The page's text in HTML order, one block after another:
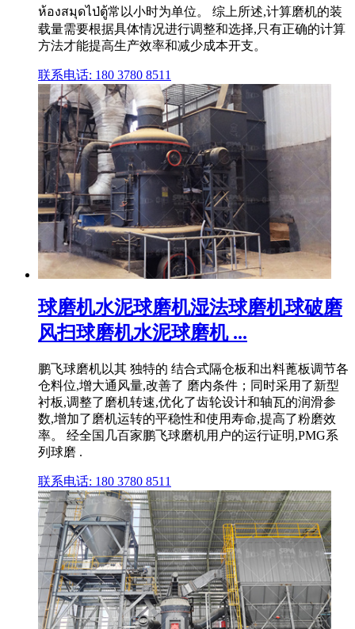
ห้องสมุดไป่ตู้常以小时为单位。 综上所述,计算磨机的装
载量需要根据具体情况进行调整和选择,只有正确的计算
方法才能提高生产效率和减少成本开支。
联系电话: 180 3780 8511
球磨机水泥球磨机湿法球磨机球破磨
风扫球磨机水泥球磨机 ...
鹏飞球磨机以其 独特的 结合式隔仓板和出料蓖板调节各
仓料位,增大通风量,改善了 磨内条件；同时采用了新型
衬板,调整了磨机转速,优化了齿轮设计和轴瓦的润滑参
数,增加了磨机运转的平稳性和使用寿命,提高了粉磨效
率。 经全国几百家鹏飞球磨机用户的运行证明,PMG系
列球磨 .
联系电话: 180 3780 8511